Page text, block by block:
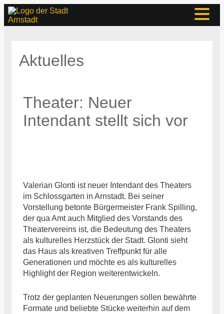
Aktuelles
Theater: Neuer
Intendant stellt sich vor
Valerian Glonti ist neuer Intendant des Theaters
im Schlossgarten in Arnstadt. Bei seiner
Vorstellung betonte Bürgermeister Frank Spilling,
der qua Amt auch Mitglied des Vorstands des
Theatervereins ist, die Bedeutung des Theaters
als kulturelles Herzstück der Stadt. Glonti sieht
das Haus als kreativen Treffpunkt für alle
Generationen und möchte es als kulturelles
Highlight der Region weiterentwickeln.
Trotz der geplanten Neuerungen sollen bewährte
Formate und beliebte Stücke weiterhin auf dem